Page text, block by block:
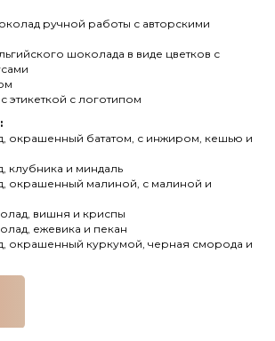
ручной работы с авторскими
шоколада в виде цветков с
этикеткой с логотипом
окрашенный бататом, с инжиром, кешью и
клубника и миндаль
окрашенный малиной, с малиной и
вишня и криспы
ежевика и пекан
окрашенный куркумой, черная сморода и